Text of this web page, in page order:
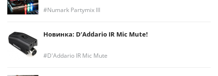
Numark Partymix III
Новинка: D’Addario IR Mic Mute!
D'Addario IR Mic Mute